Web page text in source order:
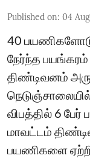
Published on: 04
40
நேர்ந்த பயங்கரம்
திண்டிவனம்
விபத்தில் 6 பேர்
மாவட்டம்
பயணிகளை